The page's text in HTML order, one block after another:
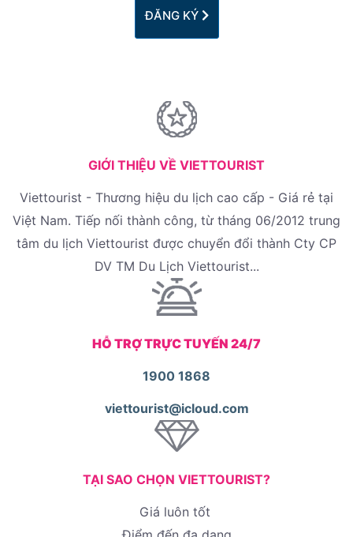
ĐĂNG KÝ
GIỚI THIỆU VỀ VIETTOURIST
Viettourist - Thương hiệu du lịch cao cấp - Giá rẻ tại
Việt Nam. Tiếp nối thành công, từ tháng 06/2012 trung
tâm du lịch Viettourist được chuyển đổi thành Cty CP
DV TM Du Lịch Viettourist...
HỖ TRỢ TRỰC TUYẾN 24/7
1900 1868
viettourist@icloud.com
TẠI SAO CHỌN VIETTOURIST?
Giá luôn tốt